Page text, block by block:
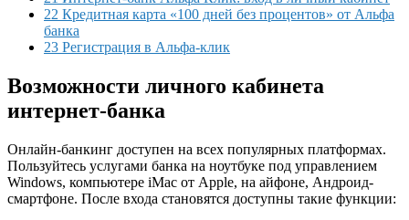
22 Кредитная карта «100 дней без процентов» от Альфа
банка
23 Регистрация в Альфа-клик
Возможности личного кабинета
интернет-банка
Онлайн-банкинг доступен на всех популярных платформах.
Пользуйтесь услугами банка на ноутбуке под управлением
Windows, компьютере iMac от Apple, на айфоне, Андроид-
смартфоне. После входа становятся доступны такие функции: